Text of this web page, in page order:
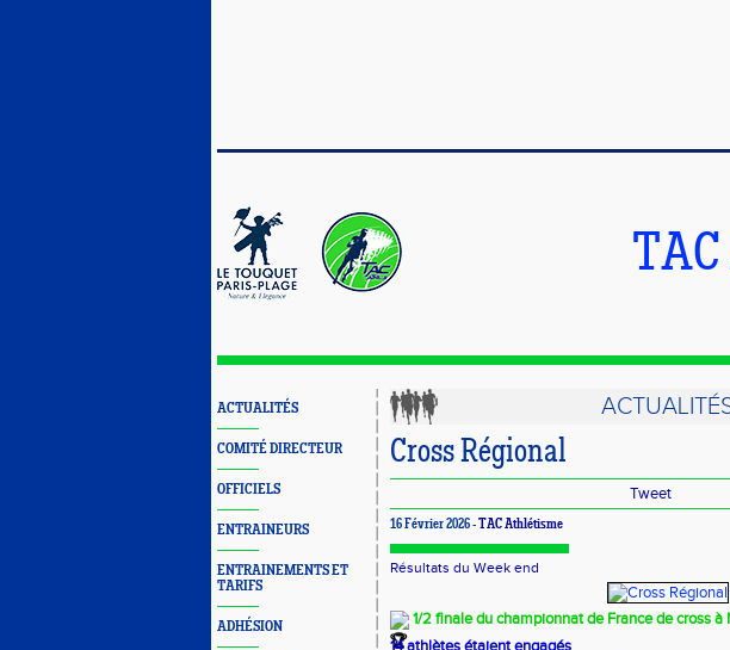
ACTUALITÉS
COMITÉ DIRECTEUR
OFFICIELS
ENTRAINEURS
ENTRAINEMENTS ET
TARIFS
ADHÉSION
Cross Régional
Tweet
16 Février 2026 -TAC Athlétisme
Résultats du Week end
1/2 finale du championnat de France de cross à